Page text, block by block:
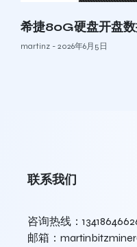
希捷80G硬盘开盘
martinz 2026年6月5日
联系我们
咨询热线：
邮箱：